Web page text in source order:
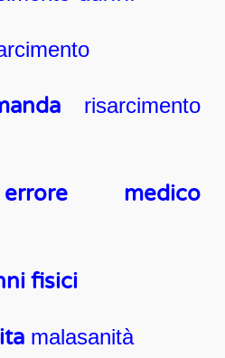
risarcimento
errore medico
fisici
malasanità